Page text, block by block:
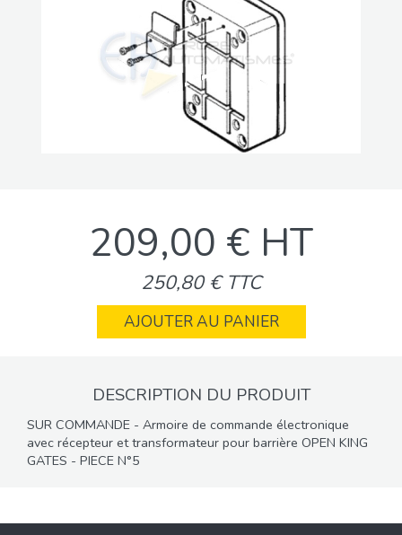
209,00 € HT
250,80 € TTC
AJOUTER AU PANIER
DESCRIPTION DU PRODUIT
SUR COMMANDE - Armoire de commande électronique
avec récepteur et transformateur pour barrière OPEN KING
GATES - PIECE N°5